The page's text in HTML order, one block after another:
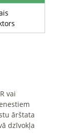
vai
ārštata
dzīvokļa